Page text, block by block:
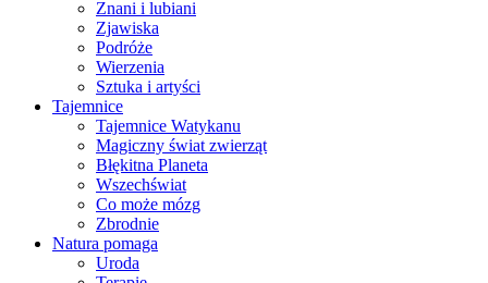
Znani i lubiani
Zjawiska
Podróże
Wierzenia
Sztuka i artyści
Tajemnice
Tajemnice Watykanu
Magiczny świat zwierząt
Błękitna Planeta
Wszechświat
Co może mózg
Zbrodnie
Natura pomaga
Uroda